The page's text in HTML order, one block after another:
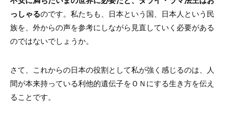
っしゃるのです。私たちも、日本という国、日本人という民
族を、外からの声を参考にしながら見直していく必要がある
のではないでしょうか。
さて、これからの日本の役割として私が強く感じるのは、人
間が本来持っている利他的遺伝子をＯＮにする生き方を伝え
ることです。